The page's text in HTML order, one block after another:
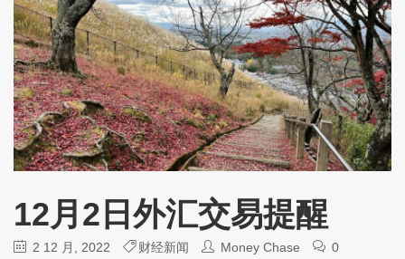
12月2日外汇交易提醒
2 12 月, 2022 财经新闻 Money Chase 0